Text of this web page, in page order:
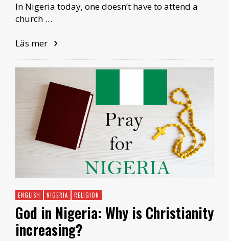
In Nigeria today, one doesn’t have to attend a
church …
Läs mer
ENGLISH NIGERIA RELIGION
God in Nigeria: Why is Christianity
increasing?